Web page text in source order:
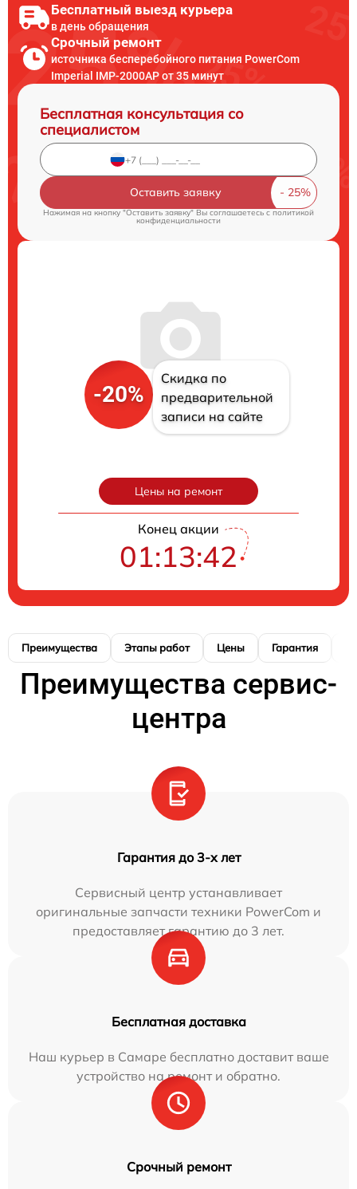
Бесплатный выезд курьера
в день обращения
Срочный ремонт
источника бесперебойного питания PowerCom
Imperial IMP-2000AP от 35 минут
Бесплатная консультация со
специалистом
Оставить заявку
Нажимая на кнопку "Оставить заявку" Вы соглашаетесь cполитикой
конфиденциальности
-20%
Скидка по
предварительной
записи на сайте
Цены на ремонт
Конец акции
01:13:41
Преимущества Этапы работ Цены Гарантия
Преимущества сервис-
центра
Гарантия до 3-х лет
Сервисный центр устанавливает
оригинальные запчасти техники PowerCom и
предоставляет гарантию до 3 лет.
Бесплатная доставка
Наш курьер в Самаре бесплатно доставит ваше
устройство на ремонт и обратно.
Срочный ремонт